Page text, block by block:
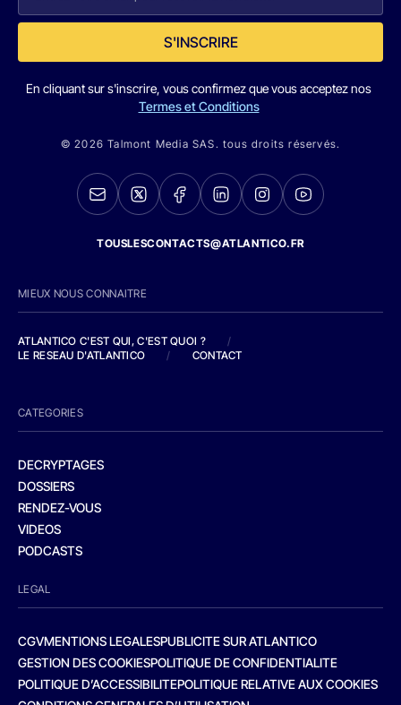
S'INSCRIRE
En cliquant sur s'inscrire, vous confirmez que vous acceptez nos
Termes et Conditions
© 2026 Talmont Media SAS. tous droits réservés.
TOUSLESCONTACTS@ATLANTICO.FR
MIEUX NOUS CONNAITRE
ATLANTICO C'EST QUI, C'EST QUOI ?
/
LE RESEAU D'ATLANTICO
/ CONTACT
CATEGORIES
DECRYPTAGES
DOSSIERS
RENDEZ-VOUS
VIDEOS
PODCASTS
LEGAL
CGVMENTIONS LEGALESPUBLICITE SUR ATLANTICO
GESTION DES COOKIESPOLITIQUE DE CONFIDENTIALITE
POLITIQUE D’ACCESSIBILITEPOLITIQUE RELATIVE AUX COOKIES